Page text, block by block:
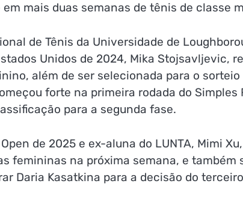
mais duas semanas de tênis de classe
de Tênis da Universidade de
Unidos de 2024, Mika Stojsavljevic,
além de ser selecionada para o
forte na primeira rodada do
para a segunda fase.
de 2025 e ex-aluna do LUNTA, Mimi
femininas na próxima semana, e também
Daria Kasatkina para a decisão do